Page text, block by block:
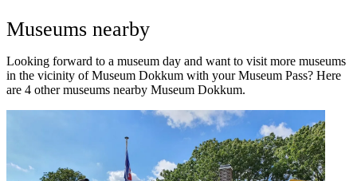
Museums nearby
Looking forward to a museum day and want to visit more museums
in the vicinity of Museum Dokkum with your Museum Pass? Here
are 4 other museums nearby Museum Dokkum.